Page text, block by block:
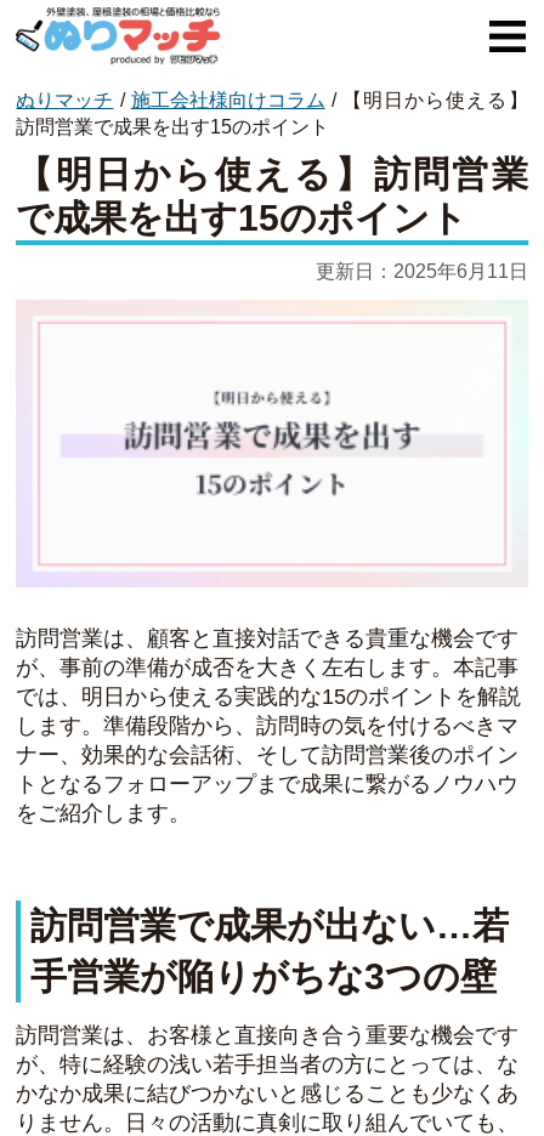
ぬりマッチとは
オススメ企業
費用と相場
ぬりマッチ / 施工会社様向けコラム /
【明日から使える】
訪問営業で成果を出す15のポイント
【明日から使える】訪問営業
で成果を出す15のポイント
更新日： 2025年6月11日
訪問営業は、顧客と直接対話できる貴重な機会です
が、事前の準備が成否を大きく左右します。本記事
では、明日から使える実践的な15のポイントを解説
します。準備段階から、訪問時の気を付けるべきマ
ナー、効果的な会話術、そして訪問営業後のポイン
トとなるフォローアップまで成果に繋がるノウハウ
をご紹介します。
訪問営業で成果が出ない…若
手営業が陥りがちな3つの壁
訪問営業は、お客様と直接向き合う重要な機会です
が、特に経験の浅い若手担当者の方にとっては、な
かなか成果に結びつかないと感じることも少なくあ
りません。日々の活動に真剣に取り組んでいても、